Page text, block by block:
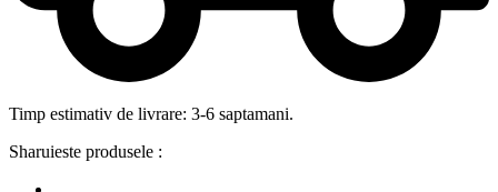
Timp estimativ de livrare: 3-6 saptamani.
Sharuieste produsele :